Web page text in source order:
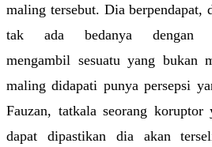
maling tersebut. Dia berpendapat,
tak ada bedanya dengan
mengambil sesuatu yang bukan
maling didapati punya persepsi
Fauzan, tatkala seorang
dapat dipastikan dia akan